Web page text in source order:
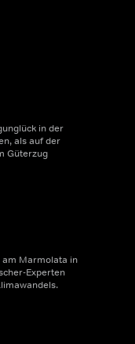
in der
als auf der
Güterzug
am Marmolata in
Experten